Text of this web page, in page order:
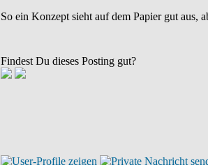
So ein Konzept sieht auf dem Papier gut aus,
Findest Du dieses Posting gut?